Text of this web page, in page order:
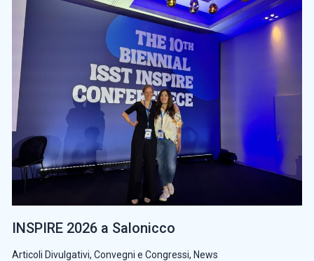
INSPIRE 2026 a Salonicco
Articoli Divulgativi, Convegni e Congressi, News